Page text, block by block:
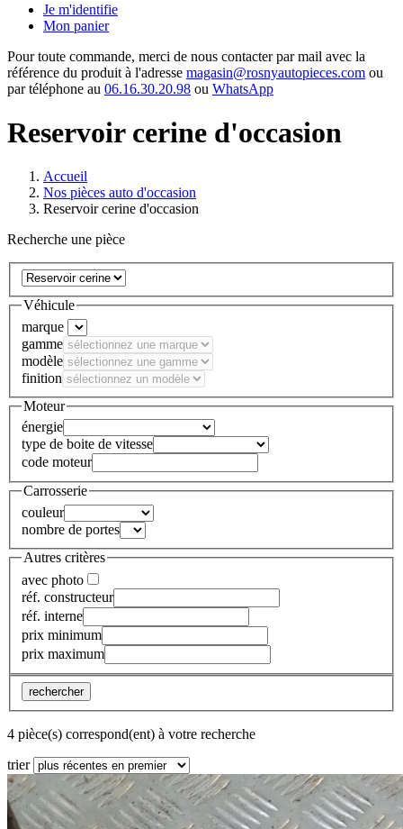
Je m'identifie
Mon panier
Pour toute commande, merci de nous contacter par mail avec la
référence du produit à l'adresse magasin@rosnyautopieces.com ou
par téléphone au 06.16.30.20.98 ou WhatsApp
Reservoir cerine d'occasion
Accueil
Nos pièces auto d'occasion
Reservoir cerine d'occasion
Recherche une pièce
Véhicule
marque
gamme
modèle
finition
Moteur
énergie
type de boite de vitesse
code moteur
Carrosserie
couleur
nombre de portes
Autres critères
avec photo
réf. constructeur
réf. interne
prix minimum
prix maximum
rechercher
4 pièce(s) correspond(ent) à votre recherche
trier